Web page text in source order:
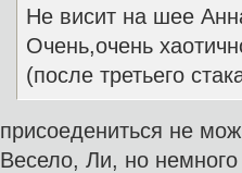
Не висит на шее
Очень,очень
(после третьего
присоедениться не
Весело, Ли, но